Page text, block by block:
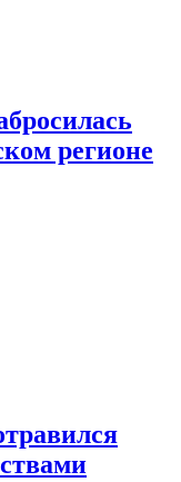
регионе